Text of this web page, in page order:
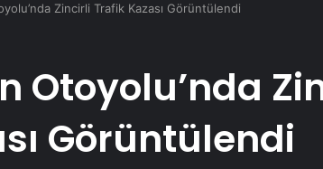
Zincirli Trafik Kazası Görüntülendi
Otoyolu’nda
Görüntülendi